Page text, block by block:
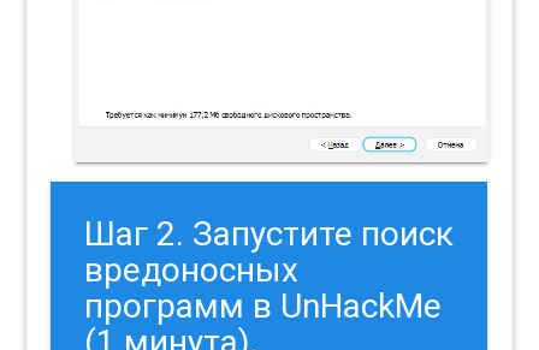
Шаг 2. Запустите поиск
вредоносных
программ в UnHackMe
(1 минута).